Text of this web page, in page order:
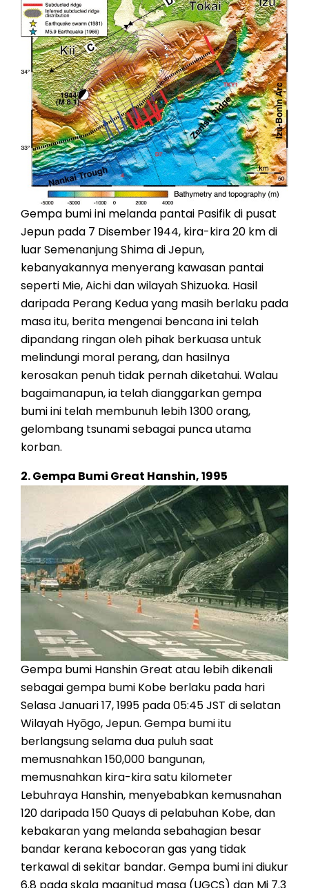
Gempa bumi ini melanda pantai Pasifik di pusat
Jepun pada 7 Disember 1944, kira-kira 20 km di
luar Semenanjung Shima di Jepun,
kebanyakannya menyerang kawasan pantai
seperti Mie, Aichi dan wilayah Shizuoka. Hasil
daripada Perang Kedua yang masih berlaku pada
masa itu, berita mengenai bencana ini telah
dipandang ringan oleh pihak berkuasa untuk
melindungi moral perang, dan hasilnya
kerosakan penuh tidak pernah diketahui. Walau
bagaimanapun, ia telah dianggarkan gempa
bumi ini telah membunuh lebih 1300 orang,
gelombang tsunami sebagai punca utama
korban.
2. Gempa Bumi Great Hanshin, 1995
Gempa bumi Hanshin Great atau lebih dikenali
sebagai gempa bumi Kobe berlaku pada hari
Selasa Januari 17, 1995 pada 05:45 JST di selatan
Wilayah Hyōgo, Jepun. Gempa bumi itu
berlangsung selama dua puluh saat
memusnahkan 150,000 bangunan,
memusnahkan kira-kira satu kilometer
Lebuhraya Hanshin, menyebabkan kemusnahan
120 daripada 150 Quays di pelabuhan Kobe, dan
kebakaran yang melanda sebahagian besar
bandar kerana kebocoran gas yang tidak
terkawal di sekitar bandar. Gempa bumi ini diukur